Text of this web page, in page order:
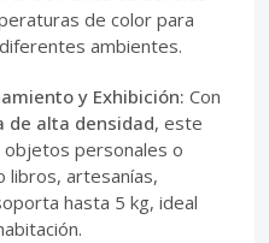
de color para
ambientes.
y Exhibición: Con
de alta densidad, este
personales o
libros, artesanías,
hasta 5 kg, ideal